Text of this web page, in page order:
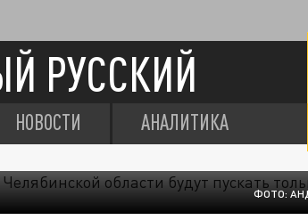
РУССКИЙ
НОВОСТИ АНАЛИТИКА
ФОТО: